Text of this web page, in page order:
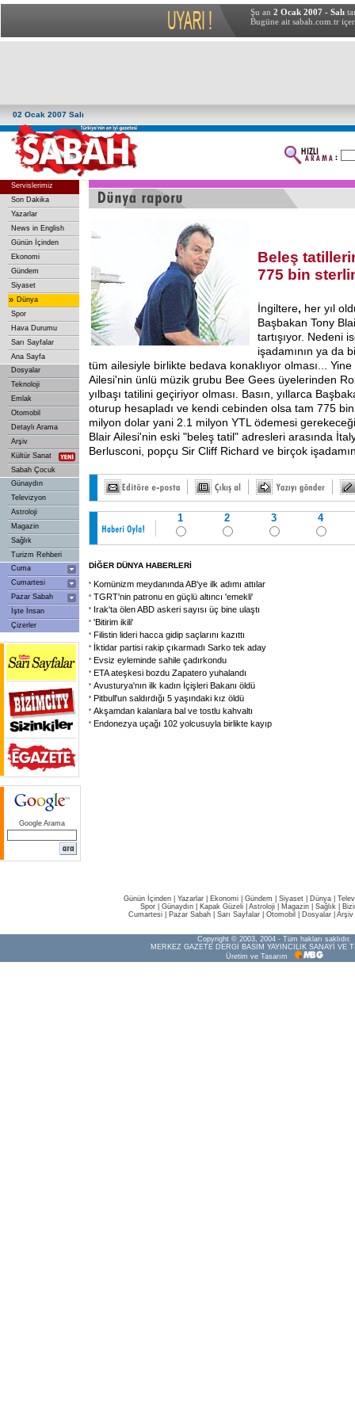
Şu an 2 Ocak 2007 - Salı
Bugüne ait sabah.com.tr
02 Ocak 2007 Salı
Servislerimiz
Son Dakika
Yazarlar
News in English
Günün İçinden
Ekonomi
Gündem
Siyaset
» Dünya
Spor
Hava Durumu
Sarı Sayfalar
Ana Sayfa
Dosyalar
Teknoloji
Emlak
Otomobil
Detaylı Arama
Arşiv
Kültür Sanat
Sabah Çocuk
Günaydın
Televizyon
Astroloji
Magazin
Sağlık
Turizm Rehberi
Cuma
Cumartesi
Pazar Sabah
İşte İnsan
Çizerler
Google Arama
Beleş
775 bin
İngiltere, her yıl
Başbakan Tony
tartışıyor. Nedeni
işadamının ya da
tüm ailesiyle birlikte bedava konaklıyor olması...
Ailesi'nin ünlü müzik grubu Bee Gees üyelerinden
yılbaşı tatilini geçiriyor olması. Basın, yıllarca
oturup hesapladı ve kendi cebinden olsa tam 775
milyon dolar yani 2.1 milyon YTL ödemesi
Blair Ailesi'nin eski "beleş tatil" adresleri arasında
Berlusconi, popçu Sir Cliff Richard ve birçok
1 2 3 4
DİĞER DÜNYA HABERLERİ
Komünizm meydanında AB'ye ilk adımı attılar
TGRT'nin patronu en güçlü altıncı 'emekli'
Irak'ta ölen ABD askeri sayısı üç bine ulaştı
'Bitirim ikili'
Filistin lideri hacca gidip saçlarını kazıttı
İktidar partisi rakip çıkarmadı Sarko tek aday
Evsiz eyleminde sahile çadırkondu
ETA ateşkesi bozdu Zapatero yuhalandı
Avusturya'nın ilk kadın İçişleri Bakanı öldü
Pitbull'un saldırdığı 5 yaşındaki kız öldü
Akşamdan kalanlara bal ve tostlu kahvaltı
Endonezya uçağı 102 yolcusuyla birlikte kayıp
Günün İçinden Yazarlar Ekonomi Gündem Siyaset Dünya |
Spor
Günaydın Kapak Güzeli Astroloji Magazin Sağlık
Cumartesi
Pazar Sabah Sarı Sayfalar Otomobil Dosyalar Arşiv
Copyright © 2003, 2004 - Tüm hakları saklıdır.
MERKEZ GAZETE DERGİ BASIM YAYINCILIK SANAYİ VE
Üretim ve Tasarım